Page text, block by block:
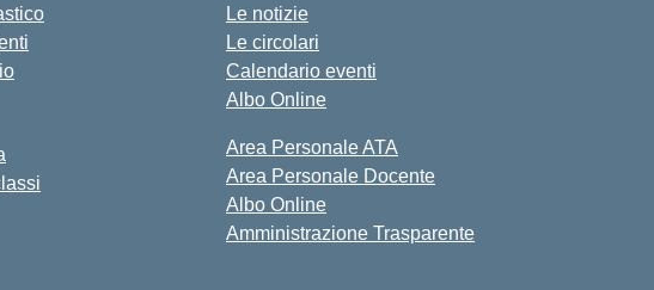
Le notizie
Le circolari
Calendario eventi
Albo Online
Area Personale ATA
Area Personale Docente
Albo Online
Amministrazione Trasparente